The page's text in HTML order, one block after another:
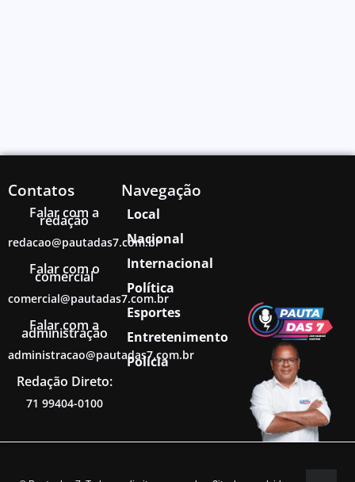
Contatos
Falar com a
redação
redacao@pautadas7.com.br
Falar com o
comercial
comercial@pautadas7.com.br
Falar com a
administração
administracao@pautadas7.com.br
Redação Direto:
71 99404-0100
Navegação
Local
Nacional
Internacional
Política
Esportes
Entretenimento
Polícia